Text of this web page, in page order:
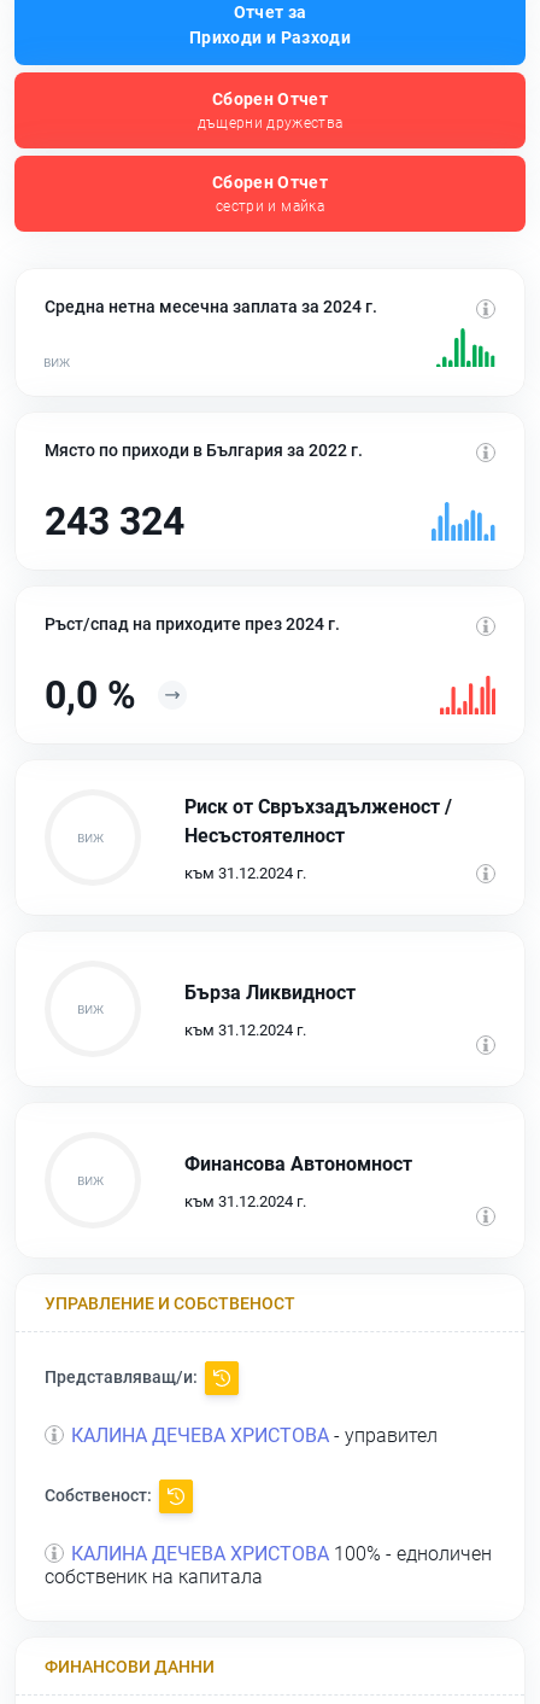
Отчет за
Приходи и Разходи
Сборен Отчет
дъщерни дружества
Сборен Отчет
сестри и майка
Средна нетна месечна заплата за 2024 г.
Място по приходи в България за 2022 г.
243 324
Ръст/спад на приходите през 2024 г.
0,0 %
Риск от Свръхзадълженост /
Несъстоятелност
към 31.12.2024 г.
Бърза Ликвидност
към 31.12.2024 г.
Финансова Автономност
към 31.12.2024 г.
УПРАВЛЕНИЕ И СОБСТВЕНОСТ
Представляващ/и:
КАЛИНА ДЕЧЕВА ХРИСТОВА - управител
Собственост:
КАЛИНА ДЕЧЕВА ХРИСТОВА 100% - едноличен
собственик на капитала
ФИНАНСОВИ ДАННИ